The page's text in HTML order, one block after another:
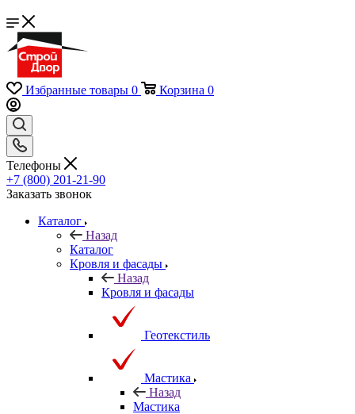
Избранные товары 0 Корзина 0
Телефоны
+7 (800) 201-21-90
Заказать звонок
Каталог
Назад
Каталог
Кровля и фасады
Назад
Кровля и фасады
Геотекстиль
Мастика
Назад
Мастика